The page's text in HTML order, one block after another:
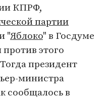
КПРФ,
партии
"Яблоко" в Госдуме
этого
президент
министра
сообщалось в